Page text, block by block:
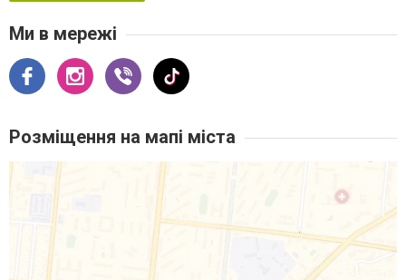
Ми в мережі
Розміщення на мапі міста